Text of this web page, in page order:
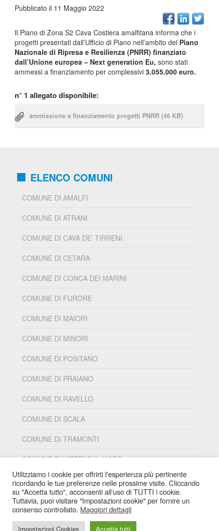
Pubblicato il 11 Maggio 2022
Il Piano di Zona S2 Cava Costiera amalfitana informa che i
progetti presentati dall’Ufficio di Piano nell’ambito del Piano
Nazionale di Ripresa e Resilienza (PNRR) finanziato
dall’Unione europea – Next generation Eu, sono stati
ammessi a finanziamento per complessivi 3.055.000 euro.
n° 1 allegato disponibile:
ammissione a finanziamento progetti PNRR (46 KB)
ELENCO COMUNI
COMUNE DI AMALFI
COMUNE DI ATRANI
COMUNE DI CAVA DE’ TIRRENI
COMUNE DI CETARA
COMUNE DI CONCA DEI MARINI
COMUNE DI FURORE
COMUNE DI MAIORI
COMUNE DI MINORI
COMUNE DI POSITANO
COMUNE DI PRAIANO
COMUNE DI RAVELLO
COMUNE DI SCALA
COMUNE DI TRAMONTI
COMUNE DI VIETRI SUL MARE
PIANO SOCIALE DI ZONA S2
Palazzo di Città -
piazza Abbro, 1 - Cava de' Tirreni (SA)
Utilizziamo i cookie per offrirti l'esperienza più pertinente
ricordando le tue preferenze nelle prossime visite. Cliccando
su "Accetta tutto", acconsenti all'uso di TUTTI i cookie.
Tuttavia, puoi visitare "Impostazioni cookie" per fornire un
consenso controllato. Maggiori dettagli
Impostazioni Cookies Accetta tutti